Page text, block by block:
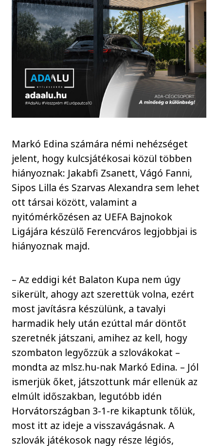
Markó Edina számára némi nehézséget
jelent, hogy kulcsjátékosai közül többen
hiányoznak: Jakabfi Zsanett, Vágó Fanni,
Sipos Lilla és Szarvas Alexandra sem lehet
ott társai között, valamint a
nyitómérkőzésen az UEFA Bajnokok
Ligájára készülő Ferencváros legjobbjai is
hiányoznak majd.
– Az eddigi két Balaton Kupa nem úgy
sikerült, ahogy azt szerettük volna, ezért
most javításra készülünk, a tavalyi
harmadik hely után ezúttal már döntőt
szeretnék játszani, amihez az kell, hogy
szombaton legyőzzük a szlovákokat –
mondta az mlsz.hu-nak Markó Edina. – Jól
ismerjük őket, játszottunk már ellenük az
elmúlt időszakban, legutóbb idén
Horvátországban 3-1-re kikaptunk tőlük,
most itt az ideje a visszavágásnak. A
szlovák játékosok nagy része légiós,